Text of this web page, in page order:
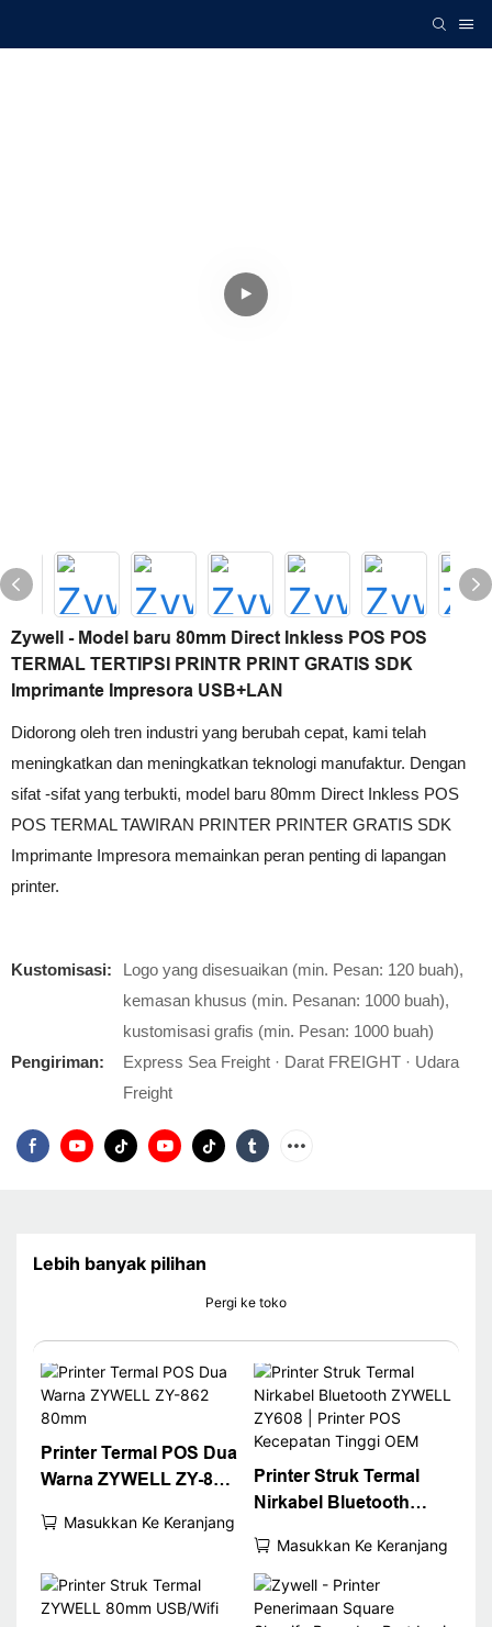
Zywell - Model baru 80mm Direct Inkless POS POS
TERMAL TERTIPSI PRINTR PRINT GRATIS SDK
Imprimante Impresora USB+LAN
Didorong oleh tren industri yang berubah cepat, kami telah
meningkatkan dan meningkatkan teknologi manufaktur. Dengan
sifat -sifat yang terbukti, model baru 80mm Direct Inkless POS
POS TERMAL TAWIRAN PRINTER PRINTER GRATIS SDK
Imprimante Impresora memainkan peran penting di lapangan
printer.
Kustomisasi:
Logo yang disesuaikan (min. Pesan: 120 buah),
kemasan khusus (min. Pesanan: 1000 buah),
kustomisasi grafis (min. Pesan: 1000 buah)
Pengiriman:
Express Sea Freight · Darat FREIGHT · Udara
Freight
Lebih banyak pilihan
Pergi ke toko
Printer Termal POS Dua
Warna ZYWELL ZY-862
Masukkan Ke Keranjang
Printer Struk Termal
Nirkabel Bluetooth
Printer POS Kecepatan
Tinggi OEM
Masukkan Ke Keranjang